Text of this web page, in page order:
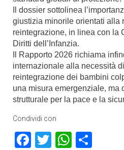
Il dossier sottolinea
giustizia minorile orientati alla
reintegrazione, in linea con la
Diritti dell’Infanzia.
Il Rapporto 2026 richiama
internazionale alla necessità
reintegrazione dei bambini
una misura emergenziale, ma
strutturale per la pace e la
Condividi con
Facebook
Twitter